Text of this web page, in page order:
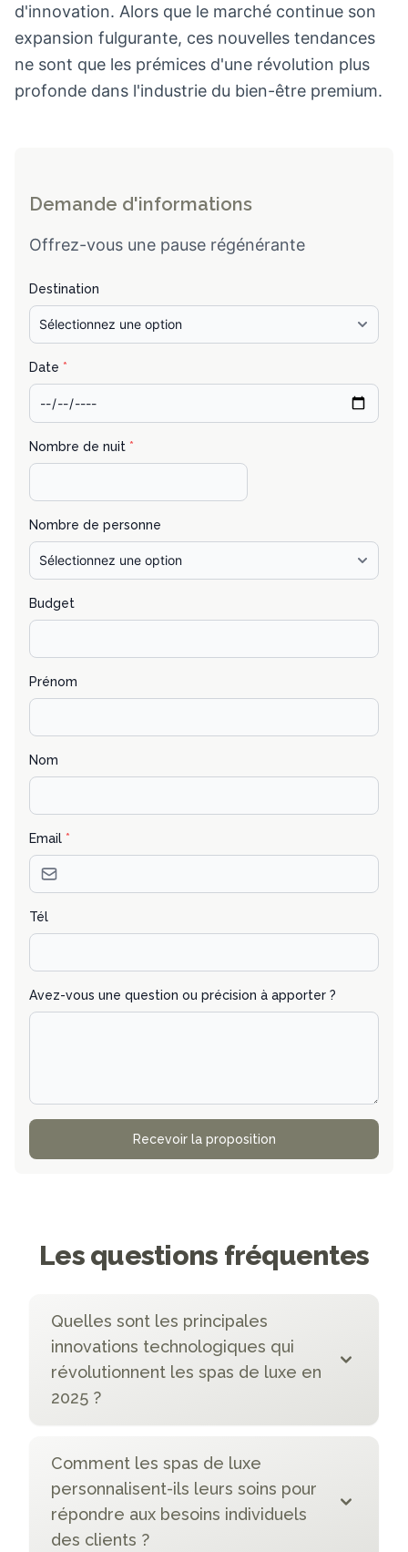
d'innovation. Alors que le marché continue son
expansion fulgurante, ces nouvelles tendances
ne sont que les prémices d'une révolution plus
profonde dans l'industrie du bien-être premium.
Demande d'informations
Offrez-vous une pause régénérante
Destination
Date *
Nombre de nuit *
Nombre de personne
Budget
Prénom
Nom
Email *
Tél
Avez-vous une question ou précision à apporter ?
Recevoir la proposition
Les questions fréquentes
Quelles sont les principales
innovations technologiques qui
révolutionnent les spas de luxe en
2025 ?
Comment les spas de luxe
personnalisent-ils leurs soins pour
répondre aux besoins individuels
des clients ?